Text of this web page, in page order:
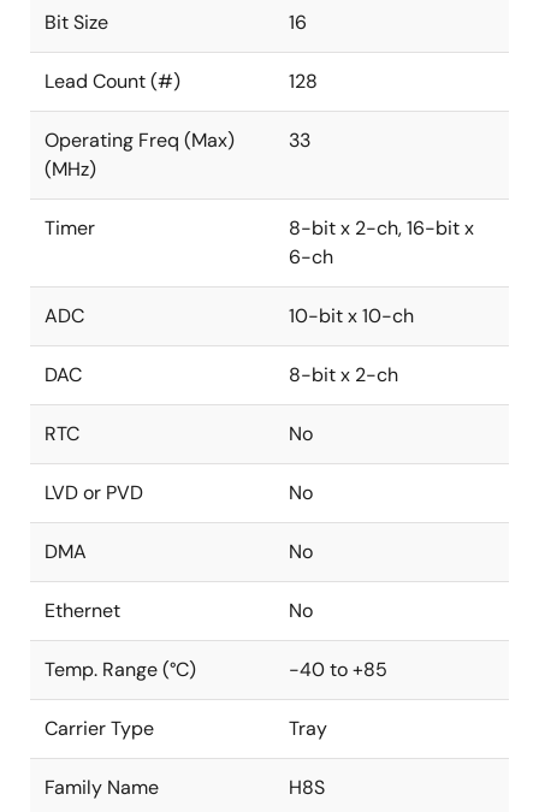
Bit Size 16
Lead Count (#) 128
Operating Freq (Max)
(MHz)
33
Timer
8-bit x 2-ch, 16-bit x
6-ch
ADC 10-bit x 10-ch
DAC 8-bit x 2-ch
RTC No
LVD or PVD No
DMA No
Ethernet No
Temp. Range (°C) -40 to +85
Carrier Type Tray
Family Name H8S